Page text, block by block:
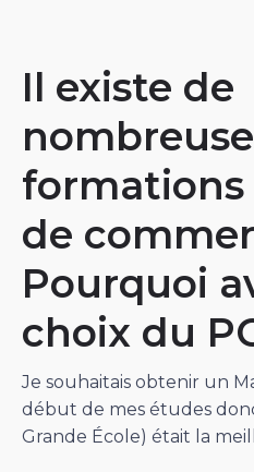
Il existe de
formations
de
Pourquoi
choix du
Je souhaitais obtenir un
début de mes études
Grande École) était la